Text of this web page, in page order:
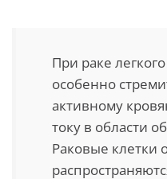
При раке
особенно
активному
току в области
Раковые клетки